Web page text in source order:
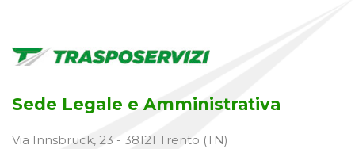
Sede Legale e Amministrativa
Via Innsbruck, 23 - 38121 Trento (TN)